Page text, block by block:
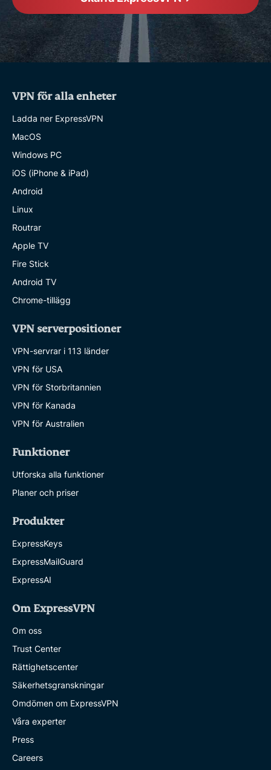
VPN för alla enheter
Ladda ner ExpressVPN
MacOS
Windows PC
iOS (iPhone & iPad)
Android
Linux
Routrar
Apple TV
Fire Stick
Android TV
Chrome-tillägg
VPN serverpositioner
VPN-servrar i 113 länder
VPN för USA
VPN för Storbritannien
VPN för Kanada
VPN för Australien
Funktioner
Utforska alla funktioner
Planer och priser
Produkter
ExpressKeys
ExpressMailGuard
ExpressAI
Om ExpressVPN
Om oss
Trust Center
Rättighetscenter
Säkerhetsgranskningar
Omdömen om ExpressVPN
Våra experter
Press
Careers